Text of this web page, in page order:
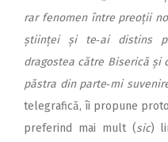
rar fenomen între preoții
științei și te‑ai distins
dragostea către Biserică și
păstra din parte‑mi
telegrafică, îi propune
preferind mai mult (sic)